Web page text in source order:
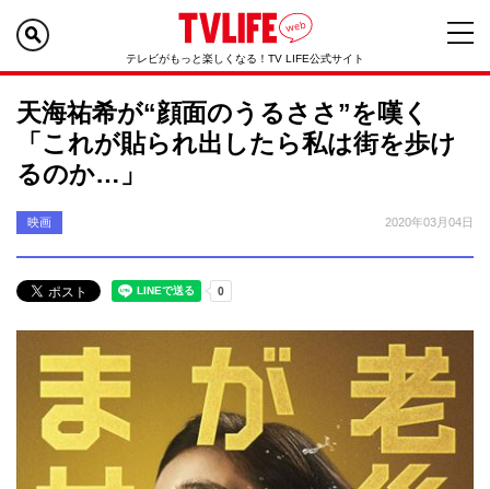
テレビがもっと楽しくなる！TV LIFE公式サイト
天海祐希が“顔面のうるささ”を嘆く
「これが貼られ出したら私は街を歩け
るのか…」
映画 2020年03月04日